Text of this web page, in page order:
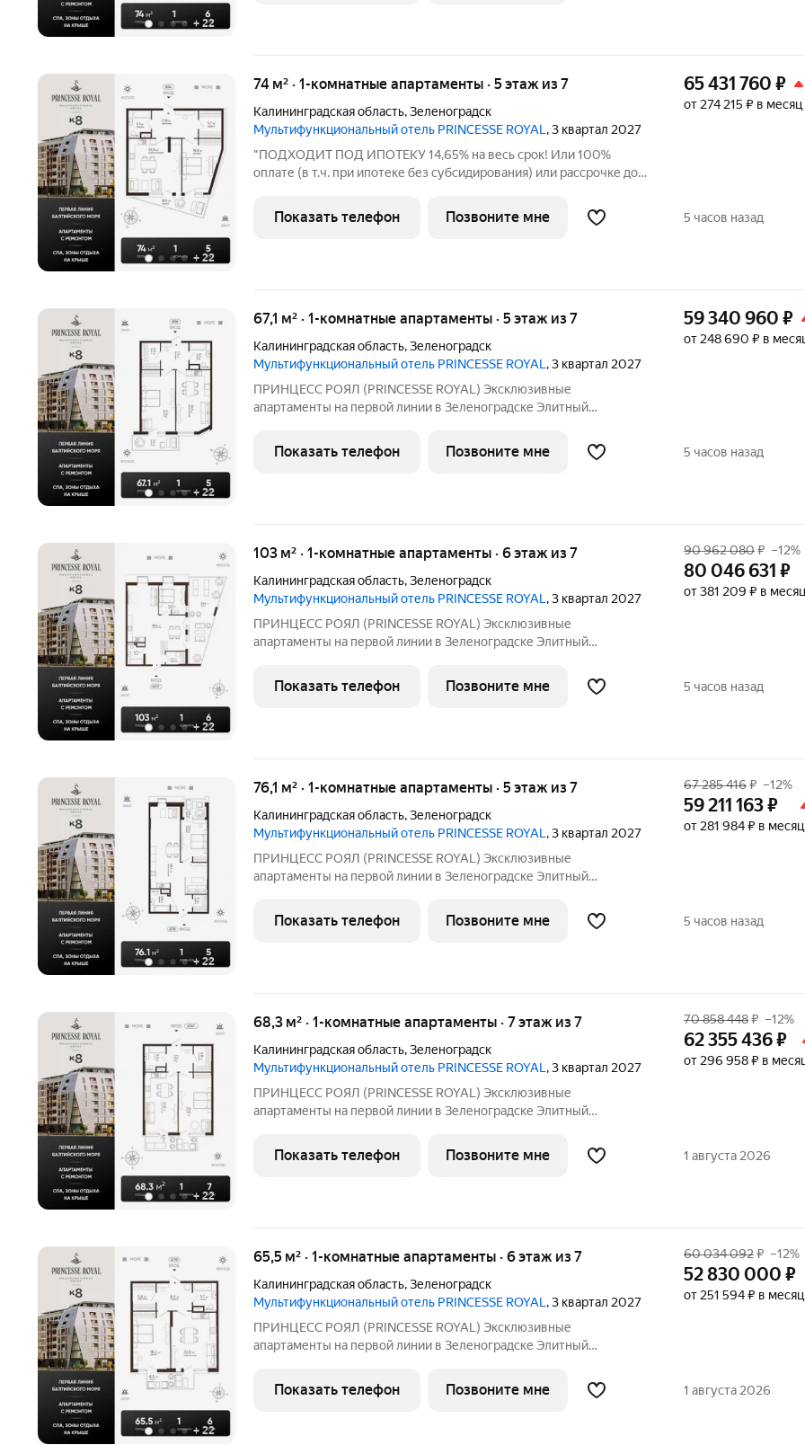
+ 22
+ 22
74 м² · 1-комнатные апартаменты · 5 этаж из 7
Калининградская область,Зеленоградск
Мультифункциональный отель PRINCESSE ROYAL , 3 квартал 2027
"ПОДХОДИТ ПОД ИПОТЕКУ 14,65% на весь срок! Или 100%
оплате (в т.ч. при ипотеке без субсидирования) или рассрочке до
07.09.26СПЕЦ.ЦЕНА на данный лот!" ПРИНЦЕСС РОЯЛ
(PRINCESSE ROYAL)
65 431 760 ₽
от 274 215 ₽ в месяц
Показать телефон Позвоните мне 5 часов назад
+ 22
67,1 м² · 1-комнатные апартаменты · 5 этаж из 7
Калининградская область,Зеленоградск
Мультифункциональный отель PRINCESSE ROYAL , 3 квартал 2027
ПРИНЦЕСС РОЯЛ (PRINCESSE ROYAL) Эксклюзивные
апартаменты на первой линии в Зеленоградске Элитный
в курортном Зеленоградске, прямо на променаде Балтийского
моря. В продаже апартаменты на 5-7
59 340 960 ₽
от 248 690 ₽ в
Показать телефон Позвоните мне 5 часов назад
+ 22
103 м² · 1-комнатные апартаменты · 6 этаж из 7
Калининградская область,Зеленоградск
Мультифункциональный отель PRINCESSE ROYAL , 3 квартал 2027
ПРИНЦЕСС РОЯЛ (PRINCESSE ROYAL) Эксклюзивные
апартаменты на первой линии в Зеленоградске Элитный
в курортном Зеленоградске, прямо на променаде Балтийского
моря. В продаже апартаменты на 5-7
90 962 080₽ –12%
80 046 631 ₽
от 381 209 ₽ в месяц
Показать телефон Позвоните мне 5 часов назад
+ 22
76,1 м² · 1-комнатные апартаменты · 5 этаж из 7
Калининградская область,Зеленоградск
Мультифункциональный отель PRINCESSE ROYAL , 3 квартал 2027
ПРИНЦЕСС РОЯЛ (PRINCESSE ROYAL) Эксклюзивные
апартаменты на первой линии в Зеленоградске Элитный
в курортном Зеленоградске, прямо на променаде Балтийского
моря. В продаже апартаменты на 5-7
67 285 416₽ –12%
59 211 163₽
от 281 984 ₽ в месяц
Показать телефон Позвоните мне 5 часов назад
+ 22
68,3 м² · 1-комнатные апартаменты · 7 этаж из 7
Калининградская область,Зеленоградск
Мультифункциональный отель PRINCESSE ROYAL , 3 квартал 2027
ПРИНЦЕСС РОЯЛ (PRINCESSE ROYAL) Эксклюзивные
апартаменты на первой линии в Зеленоградске Элитный
в курортном Зеленоградске, прямо на променаде Балтийского
моря. В продаже апартаменты на 5-7
70 858 448₽ –12%
62 355 436₽
от 296 958 ₽ в
Показать телефон Позвоните мне 1 августа 2026
+ 22
65,5 м² · 1-комнатные апартаменты · 6 этаж из 7
Калининградская область,Зеленоградск
Мультифункциональный отель PRINCESSE ROYAL , 3 квартал 2027
ПРИНЦЕСС РОЯЛ (PRINCESSE ROYAL) Эксклюзивные
апартаменты на первой линии в Зеленоградске Элитный
в курортном Зеленоградске, прямо на променаде Балтийского
моря. В продаже апартаменты на 5-7
60 034 092₽ –12%
52 830 000 ₽
от 251 594 ₽ в месяц
Показать телефон Позвоните мне 1 августа 2026